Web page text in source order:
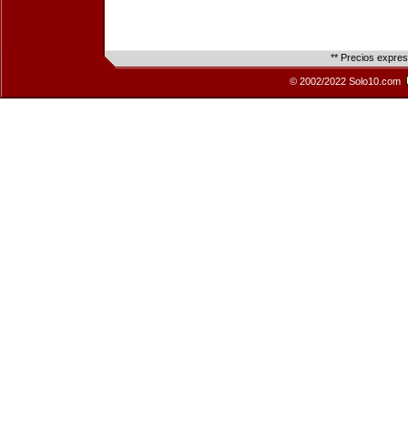
** Precios
© 2002/2022 Solo10.com